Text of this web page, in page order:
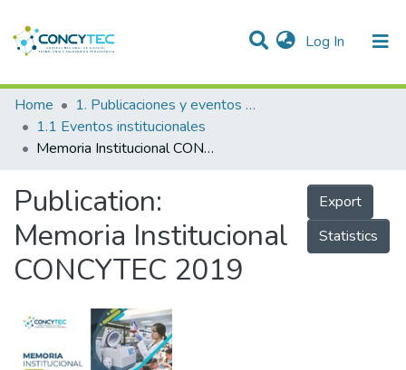
Log In (current)
Communities & Collections
Research Outputs
People
Statistics
Home
1. Publicaciones y eventos institucionales
1.1 Eventos institucionales
Memoria Institucional CONCYTEC 2019
Publication:
Memoria Institucional
CONCYTEC 2019
Export
Statistics